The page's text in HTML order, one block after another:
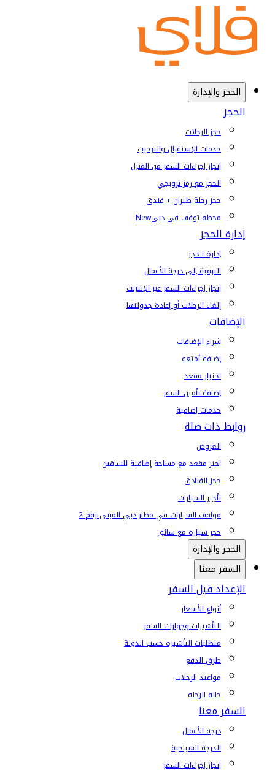
الحجز والإدارة
الحجز
حجز الرحلات
خدمات الإستقبال والترحيب
إنجاز إجراءات السفر من المنزل
الحجز مع رمز ترويجي
حجز رحلة طيران + فندق
محطة توقف في دبيNew
إدارة الحجز
إدارة الحجز
الترقية إلى درجة الأعمال
إنجاز إجراءات السفر عبر الإنترنت
إلغاء الرحلات أو إعادة جدولتها
الإضافات
شراء الإضافات
إضافة أمتعة
اختيار مقعد
إضافة تأمين السفر
خدمات إضافية
روابط ذات صلة
العروض
اختر مقعد مع مساحة إضافية للساقين
حجز الفنادق
تأجير السيارات
مواقف السيارات في مطار دبي المبنى رقم 2
حجز سيارة مع سائق
الحجز والإدارة
السفر معنا
الإعداد قبل السفر
أنواع الأسعار
التأشيرات وجوازات السفر
متطلبات التأشيرة حسب الدولة
طرق الدفع
مواعيد الرحلات
حالة الرحلة
السفر معنا
درجة الأعمال
الدرجة السياحية
إنجاز إجراءات السفر